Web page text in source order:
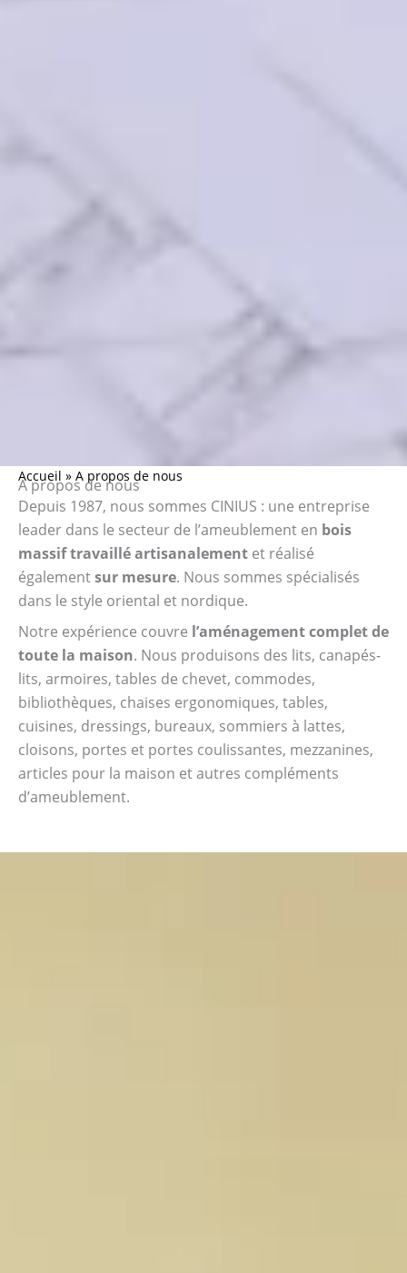
Accueil » A propos de nous
A propos de nous
Depuis 1987, nous sommes CINIUS : une entreprise
leader dans le secteur de l’ameublement en bois
massif travaillé artisanalement et réalisé
égalementsur mesure. Nous sommes spécialisés
dans le style oriental et nordique.
Notre expérience couvre l’aménagement complet de
toute la maison. Nous produisons des lits, canapés-
lits, armoires, tables de chevet, commodes,
bibliothèques, chaises ergonomiques, tables,
cuisines, dressings, bureaux, sommiers à lattes,
cloisons, portes et portes coulissantes, mezzanines,
articles pour la maison et autres compléments
d’ameublement.